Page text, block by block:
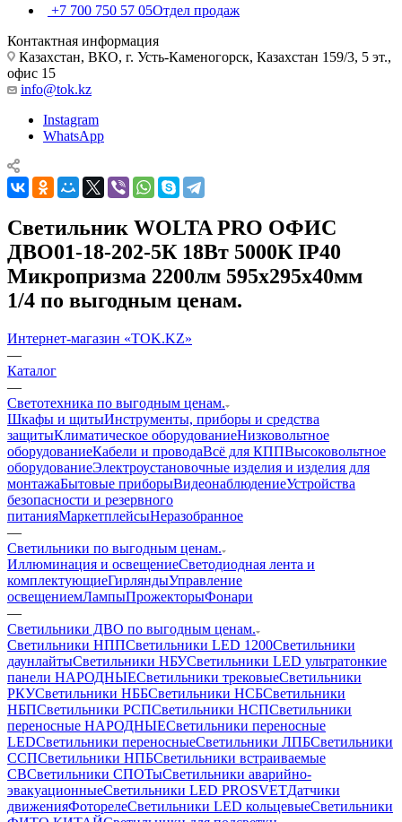
+7 700 750 57 05Отдел продаж
Контактная информация
Казахстан, ВКО, г. Усть-Каменогорск, Казахстан 159/3, 5 эт.,
офис 15
info@tok.kz
Instagram
WhatsApp
Светильник WOLTA PRO ОФИС
ДВО01-18-202-5К 18Вт 5000К IP40
Микропризма 2200лм 595х295х40мм
1/4 по выгодным ценам.
Интернет-магазин «TOK.KZ»
—
Каталог
—
Светотехника по выгодным ценам.
Шкафы и щитыИнструменты, приборы и средства
защитыКлиматическое оборудованиеНизковольтное
оборудованиеКабели и проводаВсё для КППВысоковольтное
оборудованиеЭлектроустановочные изделия и изделия для
монтажаБытовые приборыВидеонаблюдениеУстройства
безопасности и резервного
питанияМаркетплейсыНеразобранное
—
Светильники по выгодным ценам.
Иллюминация и освещениеСветодиодная лента и
комплектующиеГирляндыУправление
освещениемЛампыПрожекторыФонари
—
Светильники ДВО по выгодным ценам.
Светильники НППСветильники LED 1200Светильники
даунлайтыСветильники НБУСветильники LED ультратонкие
панели НАРОДНЫЕСветильники трековыеСветильники
РКУСветильники НББСветильники НСБСветильники
НБПСветильники РСПСветильники НСПСветильники
переносные НАРОДНЫЕСветильники переносные
LEDСветильники переносныеСветильники ЛПБСветильники
ССПСветильники НПБСветильники встраиваемые
СВСветильники СПОТыСветильники аварийно-
эвакуационныеСветильники LED PROSVETДатчики
движенияФоторелеСветильники LED кольцевыеСветильники